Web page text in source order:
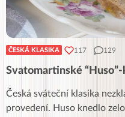
ČESKÁ KLASIKA 117 129
Svatomartinské
Česká sváteční klasika
provedení. Huso knedlo